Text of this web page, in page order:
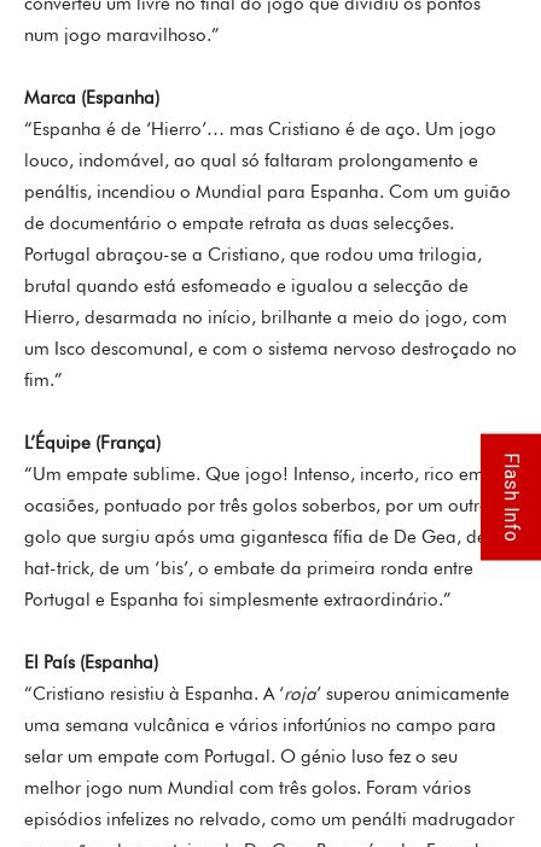
num jogo maravilhoso.”
Marca (Espanha)
“Espanha é de ‘Hierro’… mas Cristiano é de aço. Um jogo
louco, indomável, ao qual só faltaram prolongamento e
penáltis, incendiou o Mundial para Espanha. Com um guião
de documentário o empate retrata as duas selecções.
Portugal abraçou-se a Cristiano, que rodou uma trilogia,
brutal quando está esfomeado e igualou a selecção de
Hierro, desarmada no início, brilhante a meio do jogo, com
um Isco descomunal, e com o sistema nervoso destroçado no
fim.”
L’Équipe (França)
“Um empate sublime. Que jogo! Intenso, incerto, rico em
ocasiões, pontuado por três golos soberbos, por um outro
golo que surgiu após uma gigantesca fífia de De Gea, de um
hat-trick, de um ‘bis’, o embate da primeira ronda entre
Portugal e Espanha foi simplesmente extraordinário.”
El País (Espanha)
“Cristiano resistiu à Espanha. A ‘roja’ superou animicamente
uma semana vulcânica e vários infortúnios no campo para
selar um empate com Portugal. O génio luso fez o seu
melhor jogo num Mundial com três golos. Foram vários
episódios infelizes no relvado, como um penálti madrugador
Flash Info